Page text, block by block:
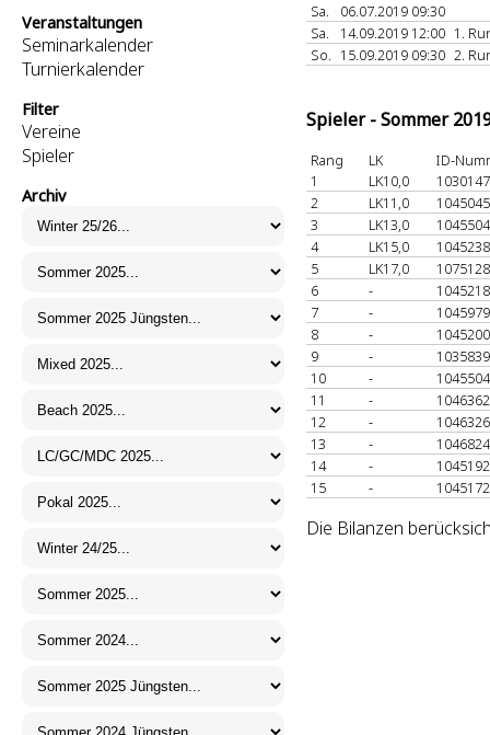
Veranstaltungen
Seminarkalender
Turnierkalender
Filter
Vereine
Spieler
Archiv
Sa.
06.07.2019 09:30
Sa.
14.09.2019 12:00 1.
So. 15.09.2019 09:30 2.
Spieler - Sommer
Rang LK
ID-
1
LK10,0
2
LK11,0
3
LK13,0
4
LK15,0
5
LK17,0
6
-
7
-
8
-
9
-
10
-
11
-
12
-
13
-
14
-
15
-
Die Bilanzen